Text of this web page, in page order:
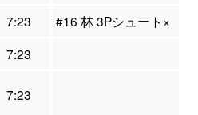
7:23
#16 林 3Pシュート×
7:23
7:23